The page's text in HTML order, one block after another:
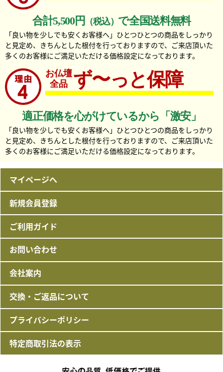
合計5,500円 （税込） で全国送料無料
「良い物を少しでも安くお客様へ」ひとつひとつの商品をしっかり
と見定め、きちんとした根付を行っておりますので、ご来店頂いた
多くのお客様にご満足いただける価格設定になっております。
お仏壇
全品 ず〜っと保障
適正価格を心がけているから「激安」
「良い物を少しでも安くお客様へ」ひとつひとつの商品をしっかり
と見定め、きちんとした根付を行っておりますので、ご来店頂いた
多くのお客様にご満足いただける価格設定になっております。
マイページへ
新規会員登録
ご利用ガイド
お問い合わせ
会社案内
交換・ご返品について
プライバシーポリシー
特定商取引法の表示